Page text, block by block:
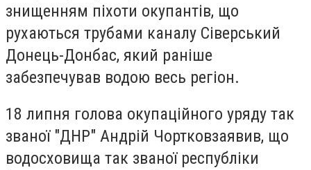
знищенням піхоти окупантів, що
рухаються трубами каналу Сіверський
Донець-Донбас, який раніше
забезпечував водою весь регіон.
18 липня голова окупаційного уряду так
званої "ДНР" Андрій Чортковзаявив, що
водосховища так званої республіки